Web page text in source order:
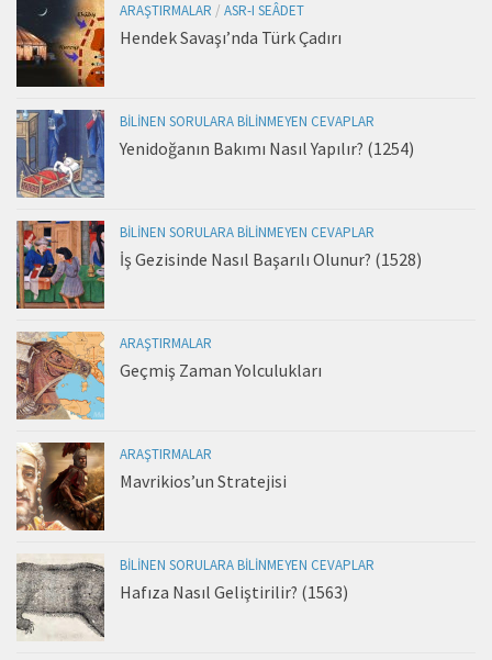
ARAŞTIRMALAR / ASR-I SEÂDET
Hendek Savaşı’nda Türk Çadırı
BILINEN SORULARA BILINMEYEN CEVAPLAR
Yenidoğanın Bakımı Nasıl Yapılır? (1254)
BILINEN SORULARA BILINMEYEN CEVAPLAR
İş Gezisinde Nasıl Başarılı Olunur? (1528)
ARAŞTIRMALAR
Geçmiş Zaman Yolculukları
ARAŞTIRMALAR
Mavrikios’un Stratejisi
BILINEN SORULARA BILINMEYEN CEVAPLAR
Hafıza Nasıl Geliştirilir? (1563)